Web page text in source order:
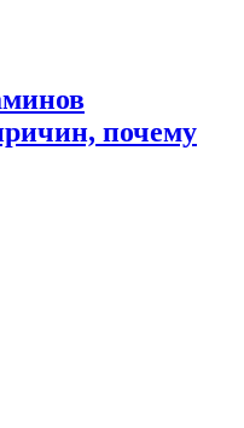
почему